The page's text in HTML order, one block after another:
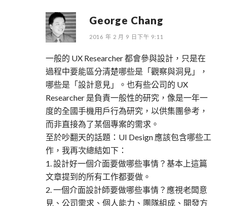
George Chang
2016 年 2 月 9 日下午 9:11
一般的 UX Researcher 都會參與設計，只是在
過程中要能區分清楚哪些是「觀察與洞見」，
哪些是「設計意見」。也有些公司的 UX
Researcher 是負責一般性的研究，像是一年一
度的全國手機用戶行為研究，以供集團參考，
而非直接為了某個專案的需求。
至於吵翻天的話題：UI Design 應該包含哪些工
作，我再次總結如下：
1. 設計好一個介面要做哪些事情？基本上這篇
文章提到的所有工作都要做。
2. 一個介面設計師要做哪些事情？應視老闆意
見、公司需求、個人能力、團隊組成、開發方